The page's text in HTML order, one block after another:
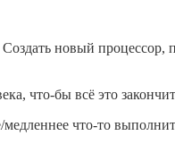
новый
что-бы всё это
что-то